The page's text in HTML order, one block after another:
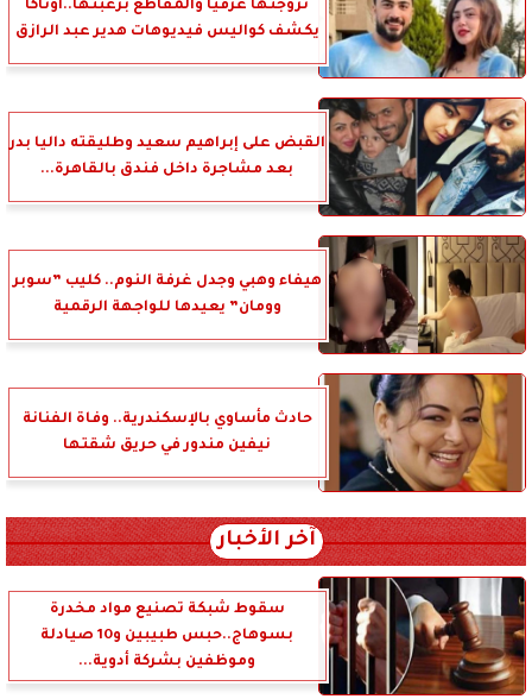
تزوجتها عرفياً والمقاطع برغبتها..أوتاكا
يكشف كواليس فيديوهات هدير عبد الرازق
القبض على إبراهيم سعيد وطليقته داليا بدر
بعد مشاجرة داخل فندق بالقاهرة...
هيفاء وهبي وجدل غرفة النوم.. كليب ”سوبر
وومان” يعيدها للواجهة الرقمية
حادث مأساوي بالإسكندرية.. وفاة الفنانة
نيفين مندور في حريق شقتها
آخر الأخبار
سقوط شبكة تصنيع مواد مخدرة
بسوهاج..حبس طبيبين و10 صيادلة
وموظفين بشركة أدوية...